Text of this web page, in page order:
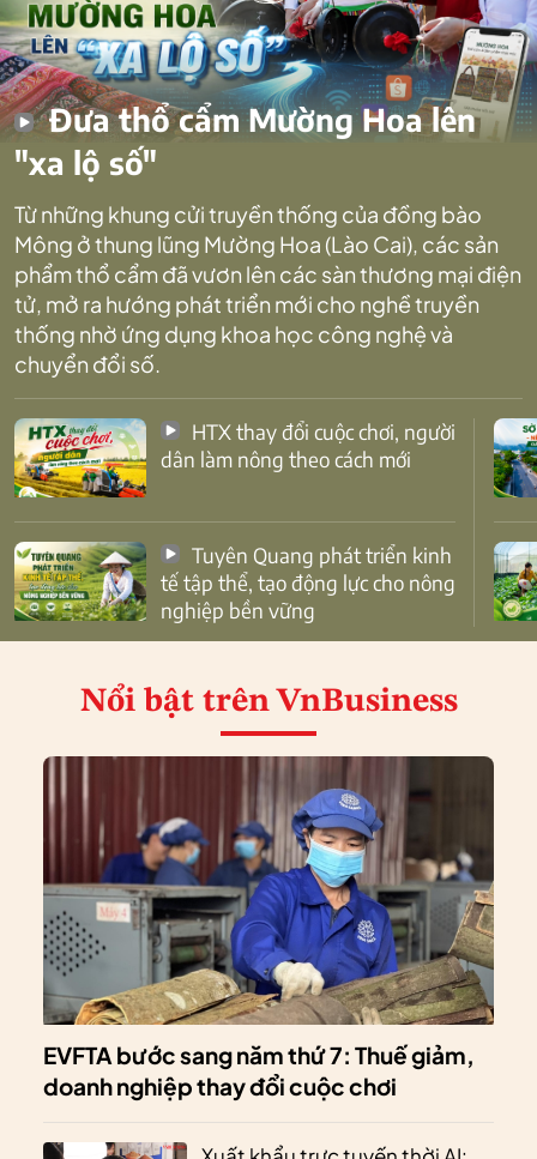
Đưa thổ cẩm Mường Hoa lên
"xa lộ số"
Từ những khung cửi truyền thống của đồng bào
Mông ở thung lũng Mường Hoa (Lào Cai), các sản
phẩm thổ cẩm đã vươn lên các sàn thương mại điện
tử, mở ra hướng phát triển mới cho nghề truyền
thống nhờ ứng dụng khoa học công nghệ và
chuyển đổi số.
dân làm nông theo cách mới
tế tập thể, tạo động lực cho nông
nghiệp bền vững
Nổi bật trên VnBusiness
EVFTA bước sang năm thứ 7: Thuế giảm,
doanh nghiệp thay đổi cuộc chơi